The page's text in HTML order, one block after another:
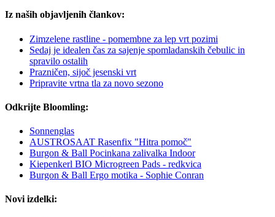
Iz naših objavljenih člankov:
Zimzelene rastline - pomembne za lep vrt pozimi
Sedaj je idealen čas za sajenje spomladanskih čebulic in
spravilo ostalih
Prazničen, sijoč jesenski vrt
Pripravite vrtna tla za novo sezono
Odkrijte Bloomling:
Sonnenglas
AUSTROSAAT Rasenfix "Hitra pomoč"
Burgon & Ball Pocinkana zalivalka Indoor
Kiepenkerl BIO Microgreen Pads - redkvica
Burgon & Ball Ergo motika - Sophie Conran
Novi izdelki: